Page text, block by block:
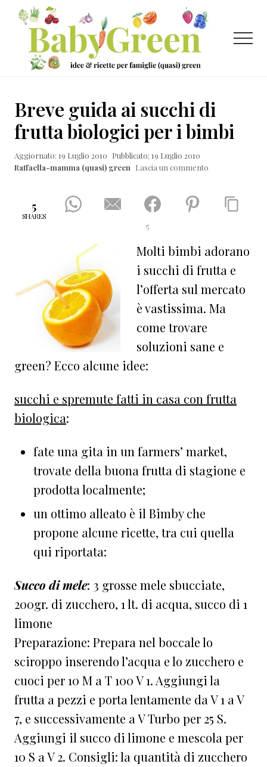
Menu
Passa
contenuto
principale
Passa
laterale
primaria
Passa
ricette
per
famiglie
Menu
Breve guida ai succhi di
frutta biologici per i bimbi
Aggiornato: 19 Luglio 2010 Pubblicato: 19 Luglio 2010
Raffaella-mamma (quasi) green Lascia un commento
5
SHARES
5
Molti bimbi adorano
i succhi di frutta e
l’offerta sul mercato
è vastissima. Ma
come trovare
soluzioni sane e
green? Ecco alcune idee:
succhi e spremute fatti in casa con frutta
biologica:
fate una gita in un farmers’ market,
trovate della buona frutta di stagione e
prodotta localmente;
un ottimo alleato è il Bimby che
propone alcune ricette, tra cui quella
qui riportata:
Succo di mele: 3 grosse mele sbucciate,
200gr. di zucchero, 1 lt. di acqua, succo di 1
limone
Preparazione: Prepara nel boccale lo
sciroppo inserendo l’acqua e lo zucchero e
cuoci per 10 M a T 100 V 1. Aggiungi la
frutta a pezzi e porta lentamente da V 1 a V
7, e successivamente a V Turbo per 25 S.
Aggiungi il succo di limone e mescola per
10 S a V 2. Consigli: la quantità di zucchero